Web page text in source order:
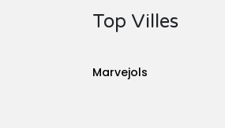
Top Villes
Marvejols